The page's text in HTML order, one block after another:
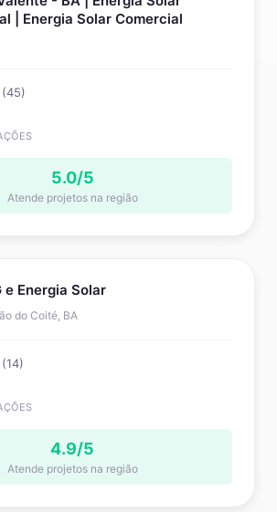
| Energia Solar Comercial
5.0/5
Atende projetos na região
e Energia Solar
do Coité, BA
4.9/5
Atende projetos na região